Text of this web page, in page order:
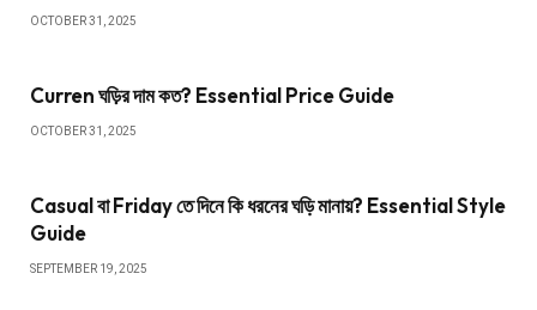
OCTOBER 31, 2025
Curren ঘড়ির দাম কত? Essential Price Guide
OCTOBER 31, 2025
Casual বা Friday তে দিনে কি ধরনের ঘড়ি মানায়? Essential Style
Guide
SEPTEMBER 19, 2025